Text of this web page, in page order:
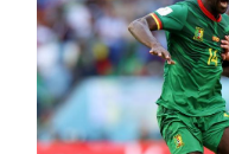
文化 书画
访谈 视频
法律 中央文